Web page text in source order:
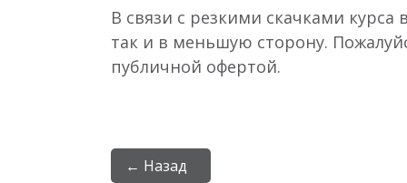
В связи с резкими скачками
так и в меньшую сторону.
публичной офертой.
← Назад